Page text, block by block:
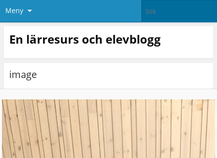
Meny
En lärresurs och elevblogg
image